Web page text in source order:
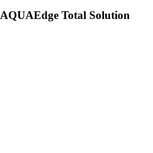
AQUAEdge Total Solution